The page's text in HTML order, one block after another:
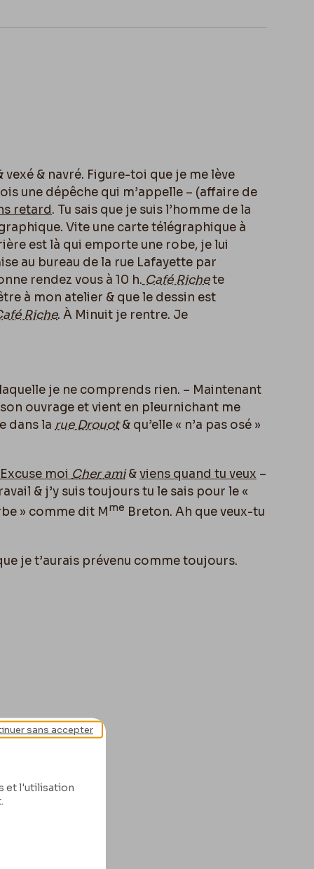
Belgique, Bruxelles, Bibliothèque royale
vexé & navré. Figure-toi que je me lève
une dépêche qui m’appelle – (affaire de
retard. Tu sais que je suis l’homme de la
Vite une carte télégraphique à
est là qui emporte une robe, je lui
au bureau de la rue Lafayette par
rendez vous à 10 h. Café Richete
à mon atelier & que le dessin est
Riche. À Minuit je rentre. Je
je ne comprends rien. – Maintenant
ouvrage et vient en pleurnichant me
dans la rue Drouot& qu’elle « n’a pas osé »
Excuse moi Cher ami&viens quand tu veux –
& j’y suis toujours tu le sais pour le «
» comme dit Mme Breton. Ah que veux-tu
je t’aurais prévenu comme toujours.
et l'utilisation
sans accepter